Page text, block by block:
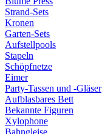
Strand-Sets
Kronen
Garten-Sets
Aufstellpools
Stapeln
Schöpfnetze
Eimer
Party-Tassen und -Gläser
Aufblasbares Bett
Bekannte Figuren
Xylophone
Bahngleise